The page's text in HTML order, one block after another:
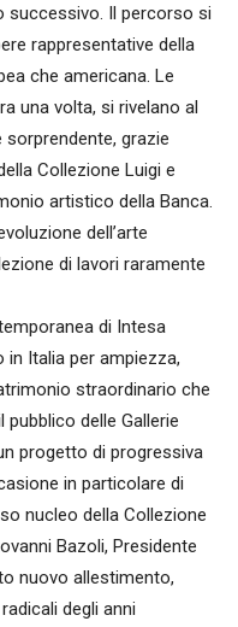
successivo. Il percorso si
rappresentative della
che americana. Le
una volta, si rivelano al
grazie
Collezione Luigi e
artistico della Banca.
dell’arte
di lavori raramente
di Intesa
Italia per ampiezza,
straordinario che
delle Gallerie
progetto di progressiva
in particolare di
nucleo della Collezione
Bazoli, Presidente
nuovo allestimento,
degli anni